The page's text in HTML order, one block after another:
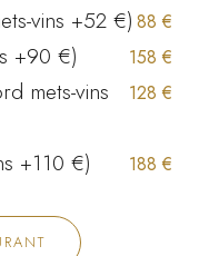
vins +52 €) 88 €
+90 €) 158 €
mets-vins
128 €
+110 €) 188 €